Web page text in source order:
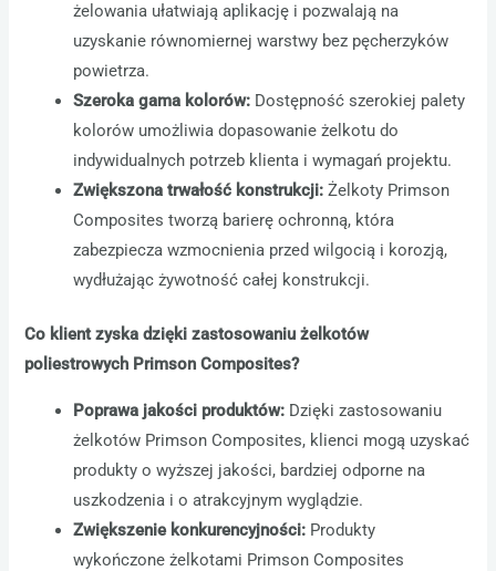
żelowania ułatwiają aplikację i pozwalają na
uzyskanie równomiernej warstwy bez pęcherzyków
powietrza.
Szeroka gama kolorów: Dostępność szerokiej palety
kolorów umożliwia dopasowanie żelkotu do
indywidualnych potrzeb klienta i wymagań projektu.
Zwiększona trwałość konstrukcji: Żelkoty Primson
Composites tworzą barierę ochronną, która
zabezpiecza wzmocnienia przed wilgocią i korozją,
wydłużając żywotność całej konstrukcji.
Co klient zyska dzięki zastosowaniu żelkotów
poliestrowych Primson Composites?
Poprawa jakości produktów: Dzięki zastosowaniu
żelkotów Primson Composites, klienci mogą uzyskać
produkty o wyższej jakości, bardziej odporne na
uszkodzenia i o atrakcyjnym wyglądzie.
Zwiększenie konkurencyjności: Produkty
wykończone żelkotami Primson Composites